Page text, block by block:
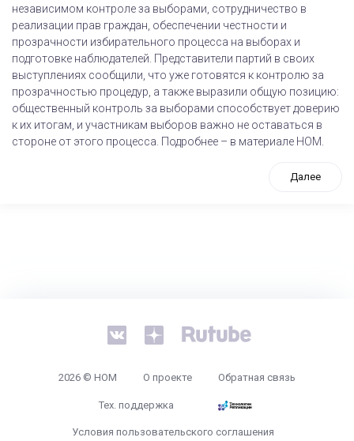
независимом контроле за выборами, сотрудничество в
реализации прав граждан, обеспечении честности и
прозрачности избирательного процесса на выборах и
подготовке наблюдателей. Представители партий в своих
выступлениях сообщили, что уже готовятся к контролю за
прозрачностью процедур, а также выразили общую позицию:
общественный контроль за выборами способствует доверию
к их итогам, и участникам выборов важно не оставаться в
стороне от этого процесса. Подробнее – в материале НОМ.
Далее
2026 © НОМ О проекте Обратная связь
Тех. поддержка
Условия пользовательского соглашения